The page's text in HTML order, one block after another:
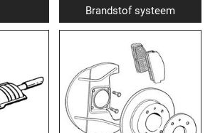
Brandstof systeem